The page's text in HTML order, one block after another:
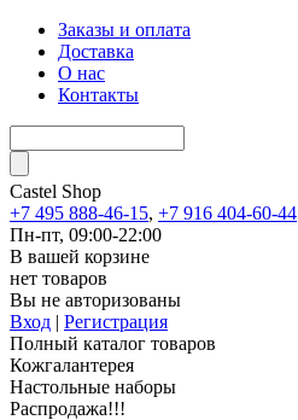
Заказы и оплата
Доставка
О нас
Контакты
Castel Shop
+7 495 888-46-15, +7 916 404-60-44
Пн-пт, 09:00-22:00
В вашей корзине
нет товаров
Вы не авторизованы
Вход | Регистрация
Полный каталог товаров
Кожгалантерея
Настольные наборы
Распродажа!!!